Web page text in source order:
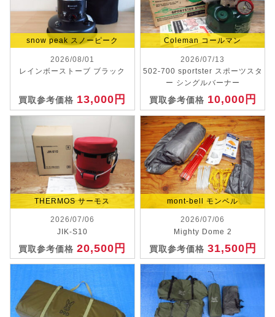
snow peak スノーピーク
2026/08/01
レインボーストーブ ブラック
買取参考価格 13,000円
Coleman コールマン
2026/07/13
502-700 sportster スポーツスタ
ー シングルバーナー
買取参考価格 10,000円
THERMOS サーモス
2026/07/06
JIK-S10
買取参考価格20,500円
mont-bell モンベル
2026/07/06
Mighty Dome 2
買取参考価格 31,500円